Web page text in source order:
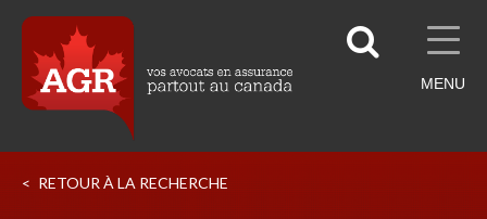
MENU
RETOUR À LA RECHERCHE